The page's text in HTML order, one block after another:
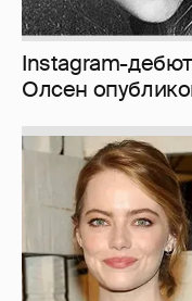
Instagram-
Олсен